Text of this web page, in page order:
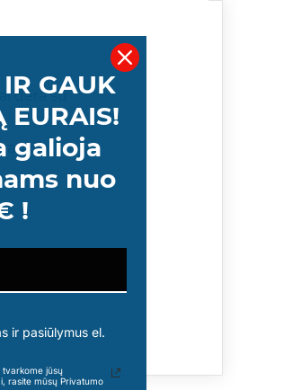
dera suGAUK
EURAIS!
galioja
nuo
!
ir pasiūlymus el.
tvarkome jūsų
rasite mūsų Privatumo